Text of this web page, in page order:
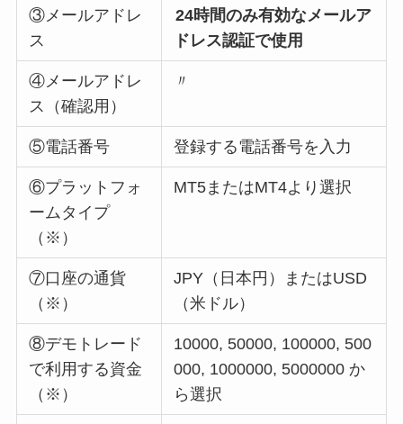
③メールアドレ
ス
24時間のみ有効なメールア
ドレス認証で使用
④メールアドレ
ス（確認用）
〃
⑤電話番号 登録する電話番号を入力
⑥プラットフォ
ームタイプ
（※）
MT5またはMT4より選択
⑦口座の通貨
（※）
JPY（日本円）またはUSD
（米ドル）
⑧デモトレード
で利用する資金
（※）
10000, 50000, 100000, 500
000, 1000000, 5000000 か
ら選択